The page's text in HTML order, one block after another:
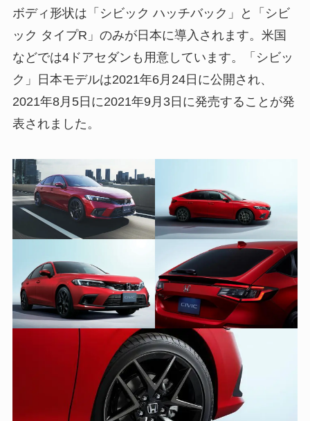
ボディ形状は「シビック ハッチバック」と「シビ
ック タイプR」のみが日本に導入されます。米国
などでは4ドアセダンも用意しています。「シビッ
ク」日本モデルは2021年6月24日に公開され、
2021年8月5日に2021年9月3日に発売することが発
表されました。